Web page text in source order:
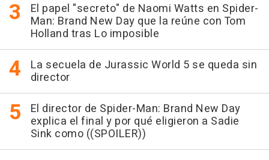
El papel "secreto" de Naomi Watts en Spider-
Man: Brand New Day que la reúne con Tom
Holland tras Lo imposible
La secuela de Jurassic World 5 se queda sin
director
El director de Spider-Man: Brand New Day
explica el final y por qué eligieron a Sadie
Sink como ((SPOILER))